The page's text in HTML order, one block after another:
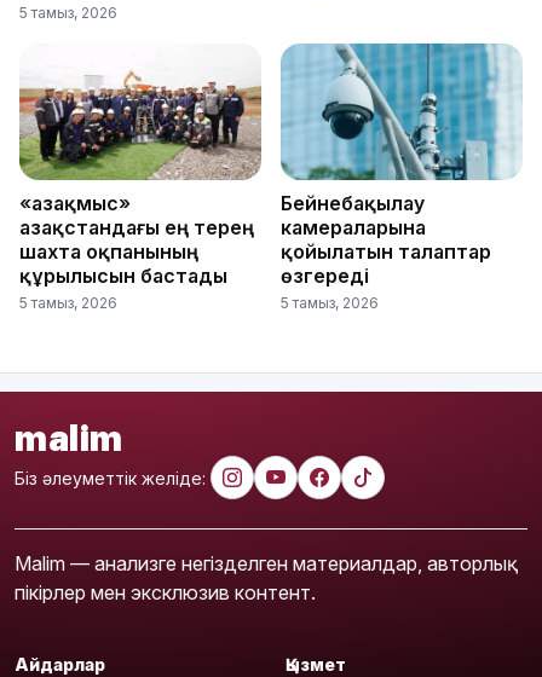
5 тамыз, 2026
«Қазақмыс»
Қазақстандағы ең терең
шахта оқпанының
құрылысын бастады
5 тамыз, 2026
Бейнебақылау
камераларына
қойылатын талаптар
өзгереді
5 тамыз, 2026
malim
Біз әлеуметтік желіде:
Malim — анализге негізделген материалдар, авторлық
пікірлер мен эксклюзив контент.
Айдарлар Қызмет